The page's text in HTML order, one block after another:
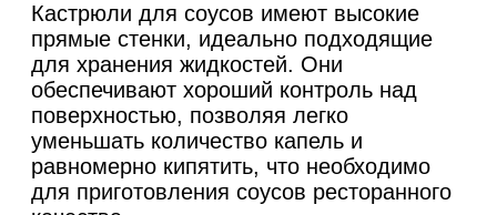
Кастрюли для соусов имеют высокие
прямые стенки, идеально подходящие
для хранения жидкостей. Они
обеспечивают хороший контроль над
поверхностью, позволяя легко
уменьшать количество капель и
равномерно кипятить, что необходимо
для приготовления соусов ресторанного